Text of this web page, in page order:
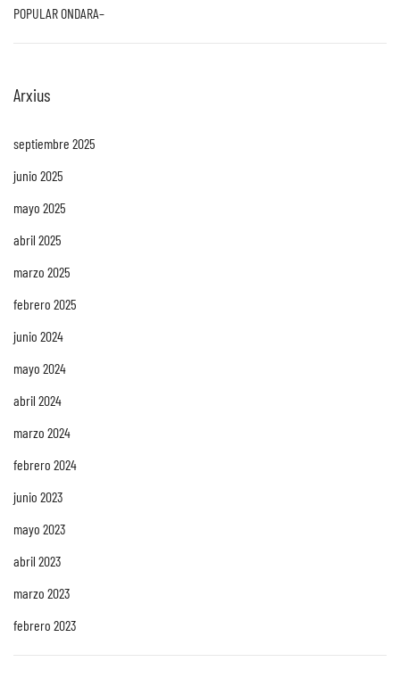
POPULAR ONDARA–
Arxius
septiembre 2025
junio 2025
mayo 2025
abril 2025
marzo 2025
febrero 2025
junio 2024
mayo 2024
abril 2024
marzo 2024
febrero 2024
junio 2023
mayo 2023
abril 2023
marzo 2023
febrero 2023